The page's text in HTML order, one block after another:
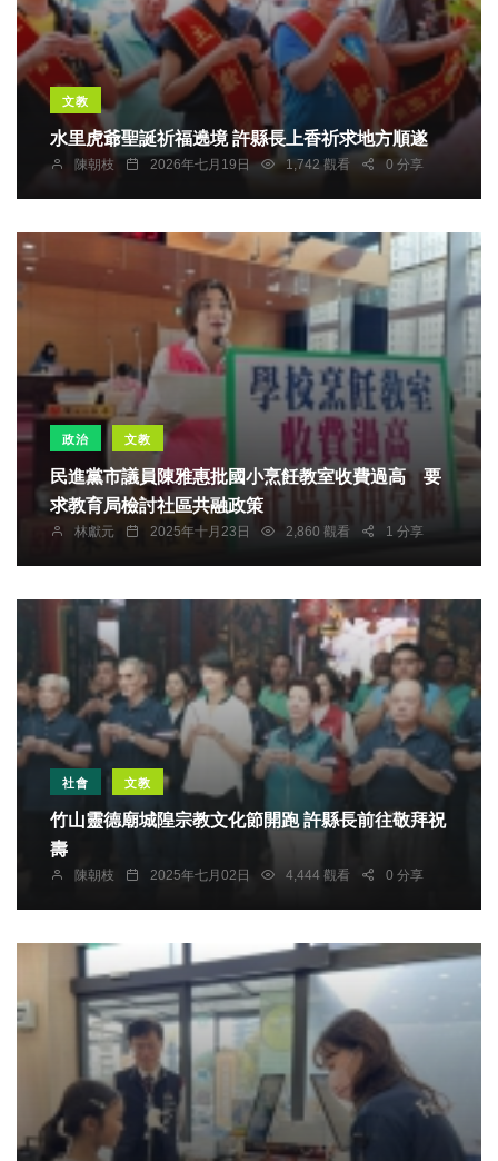
文教
水里虎爺聖誕祈福遶境 許縣長上香祈求地方順遂
陳朝枝 2026年七月19日 1,742 觀看 0 分享
政治 文教
民進黨市議員陳雅惠批國小烹飪教室收費過高 要
求教育局檢討社區共融政策
林獻元 2025年十月23日 2,860 觀看 1 分享
社會 文教
竹山靈德廟城隍宗教文化節開跑 許縣長前往敬拜祝
壽
陳朝枝 2025年七月02日 4,444 觀看 0 分享